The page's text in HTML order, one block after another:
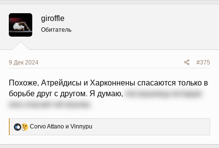
ц
и
и
:
giroffle
Обитатель
9 Дек 2024 #375
Похоже, Атрейдисы и Харконнены спасаются только в
борьбе друг с другом. Я думаю, послушница которую
она спасает-её внучка
Р
е
Corvo Attano и Vinnypu